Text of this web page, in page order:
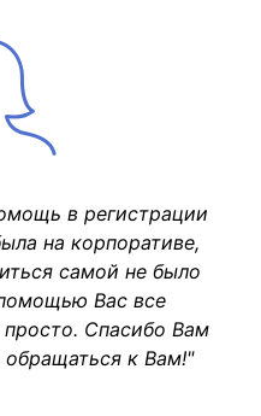
в регистрации
на корпоративе,
самой не было
Вас все
просто. Спасибо Вам
обращаться к Вам!"